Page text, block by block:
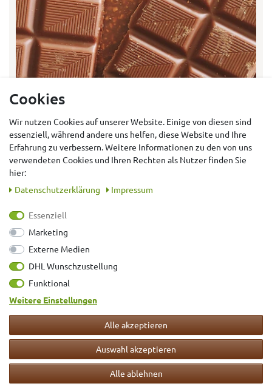
UVP des Herstellers
13,45 € 6,95 €
*inkl. ges. MwSt.zzgl.Versandkosten
500Gramm | 13,90 € / Kilogramm
500 g
Feine Bitterschokolade 72% 500 g
Cookies
Wir nutzen Cookies auf unserer Website. Einige von diesen sind
essenziell, während andere uns helfen, diese Website und Ihre
Erfahrung zu verbessern. Weitere Informationen zu den von uns
verwendeten Cookies und Ihren Rechten als Nutzer finden Sie
hier:
Daten­schutz­erklärung
Impressum
Essenziell
Marketing
Externe Medien
DHL Wunschzustellung
Funktional
Weitere Einstellungen
Alle akzeptieren
Auswahl akzeptieren
Alle ablehnen